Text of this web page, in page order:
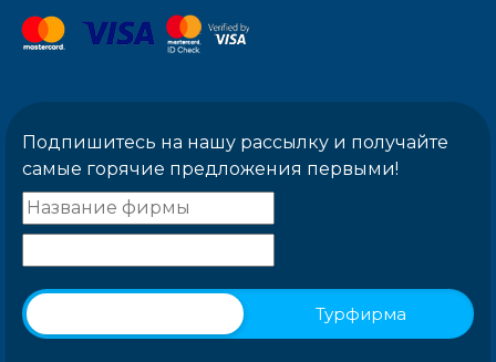
Подпишитесь на нашу рассылку и получайте
самые горячие предложения первыми!
Турфирма